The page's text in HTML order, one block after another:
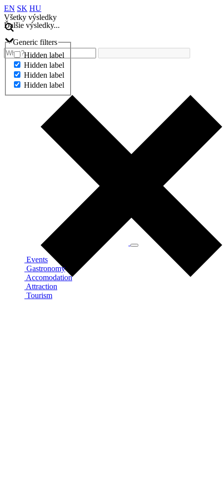
EN SK HU
Všetky výsledky
Ďalšie výsledky...
Generic filters
Hidden label
Hidden label
Hidden label
Hidden label
Ďalšie výsledky...
Events
Gastronomy
Accomodation
Attraction
Tourism